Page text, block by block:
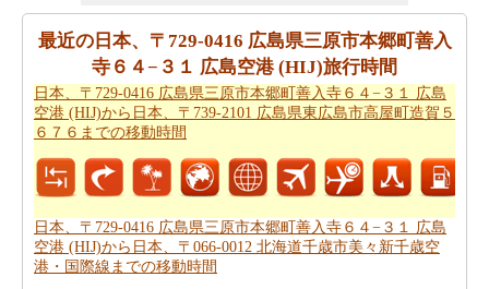
入寺６４−３１ 広島空港 (HIJ)から日本、〒739-2101 広島
県東広島市高屋町造賀５６７６までの距離を探します
日本、〒729-0416 広島県三原市本郷町善入寺６４−３１
広島空港 (HIJ) から日本、〒739-2101 広島県東広島市高
屋町造賀５６７６まで 飛行機で飛びます、距離がどのぐ
らいかかります。日本、〒729-0416 広島県三原市本郷町
善入寺６４−３１ 広島空港 (HIJ)から日本、〒739-2101 広
てください。
日本、〒729-0416 広島県三原市本郷町善入寺６４−３１
最近の日本、〒729-0416 広島県三原市本郷町善入
寺６４−３１ 広島空港 (HIJ)旅行時間
日本、〒729-0416 広島県三原市本郷町善入寺６４−３１ 広島
空港 (HIJ)から日本、〒739-2101 広島県東広島市高屋町造賀５
６７６までの移動時間
日本、〒729-0416 広島県三原市本郷町善入寺６４−３１ 広島
空港 (HIJ)から日本、〒066-0012 北海道千歳市美々新千歳空
港・国際線までの移動時間